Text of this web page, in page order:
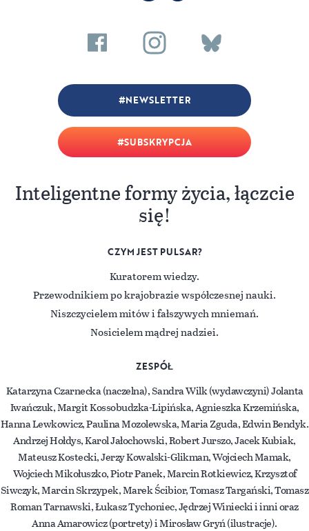
SUBSKRYPCJA
NEWSLETTER
Inteligentne formy życia, łączcie
się!
CZYM JEST PULSAR?
Kuratorem wiedzy.
Przewodnikiem po krajobrazie współczesnej nauki.
Niszczycielem mitów i fałszywych mniemań.
Nosicielem mądrej nadziei.
ZESPÓŁ
Katarzyna Czarnecka (naczelna), Sandra Wilk (wydawczyni) Jolanta
Iwańczuk, Margit Kossobudzka-Lipińska, Agnieszka Krzemińska,
Hanna Lewkowicz, Paulina Mozolewska, Maria Zguda, Edwin Bendyk.
Andrzej Hołdys, Karol Jałochowski, Robert Jurszo, Jacek Kubiak,
Mateusz Kostecki, Jerzy Kowalski-Glikman, Wojciech Mamak,
Wojciech Mikołuszko, Piotr Panek, Marcin Rotkiewicz, Krzysztof
Siwczyk, Marcin Skrzypek, Marek Ścibior, Tomasz Targański, Tomasz
Roman Tarnawski, Łukasz Tychoniec, Jędrzej Winiecki i inni oraz
Anna Amarowicz (portrety) i Mirosław Gryń (ilustracje).